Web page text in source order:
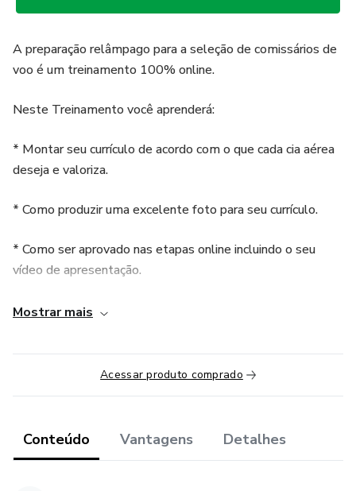
A preparação relâmpago para a seleção de comissários de
voo é um treinamento 100% online.
Neste Treinamento você aprenderá:
* Montar seu currículo de acordo com o que cada cia aérea
deseja e valoriza.
* Como produzir uma excelente foto para seu currículo.
* Como ser aprovado nas etapas online incluindo o seu
vídeo de apresentação.
* Como ser aprovado em triagens presenciais com
* Como ser aprovado em dinâmicas de grupo e gerenciar
* Ser aprovado em entrevistas com o RH
Mostrar mais
Acessar produto comprado
Conteúdo Vantagens Detalhes